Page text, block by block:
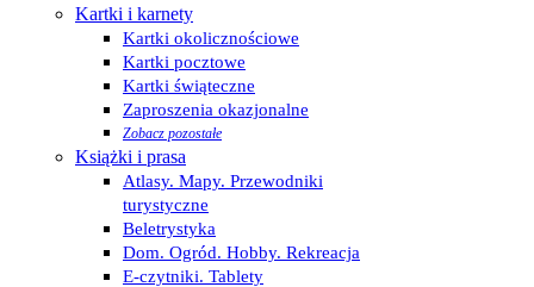
Kartki i karnety
Kartki okolicznościowe
Kartki pocztowe
Kartki świąteczne
Zaproszenia okazjonalne
Zobacz pozostałe
Książki i prasa
Atlasy. Mapy. Przewodniki
turystyczne
Beletrystyka
Dom. Ogród. Hobby. Rekreacja
E-czytniki. Tablety